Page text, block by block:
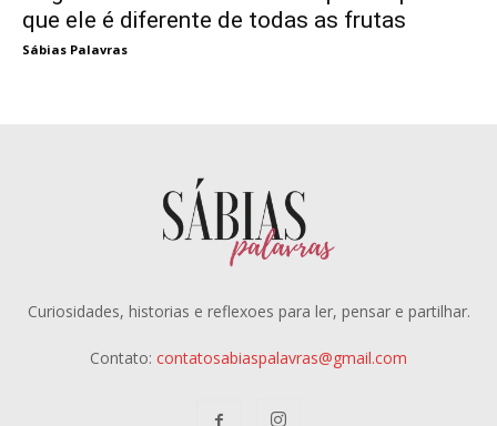
que ele é diferente de todas as frutas
Sábias Palavras
Curiosidades, historias e reflexoes para ler, pensar e partilhar.
Contato: contatosabiaspalavras@gmail.com